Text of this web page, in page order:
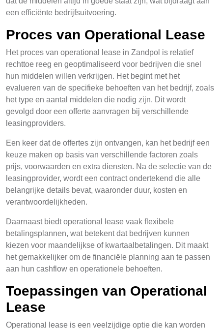
een efficiënte bedrijfsuitvoering.
Proces van Operational Lease
Het proces van operational lease in Zandpol is relatief
rechttoe reeg en geoptimaliseerd voor bedrijven die snel
hun middelen willen verkrijgen. Het begint met het
evalueren van de specifieke behoeften van het bedrijf, zoals
het type en aantal middelen die nodig zijn. Dit wordt
gevolgd door een offerte aanvragen bij verschillende
leasingproviders.
Een keer dat de offertes zijn ontvangen, kan het bedrijf een
keuze maken op basis van verschillende factoren zoals
prijs, voorwaarden en extra diensten. Na de selectie van de
leasingprovider, wordt een contract ondertekend die alle
belangrijke details bevat, waaronder duur, kosten en
verantwoordelijkheden.
Daarnaast biedt operational lease vaak flexibele
betalingsplannen, wat betekent dat bedrijven kunnen
kiezen voor maandelijkse of kwartaalbetalingen. Dit maakt
het gemakkelijker om de financiële planning aan te passen
aan hun cashflow en operationele behoeften.
Toepassingen van Operational
Lease
Operational lease is een veelzijdige optie die kan worden